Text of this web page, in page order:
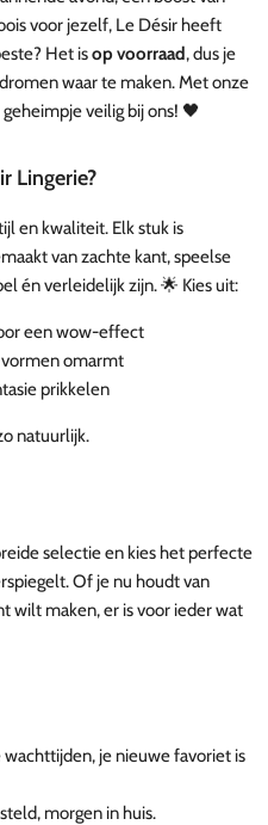
voor jezelf, Le Désir heeft
Het isop voorraad, dus je
waar te maken. Met onze
geheimpje veilig bij ons! 🖤
Lingerie?
en kwaliteit. Elk stuk is
van zachte kant, speelse
én verleidelijk zijn. 🌟 Kies uit:
een wow-effect
omarmt
prikkelen
natuurlijk.
selectie en kies het perfecte
Of je nu houdt van
wilt maken, er is voor ieder wat
wachttijden, je nieuwe favoriet is
morgen in huis.